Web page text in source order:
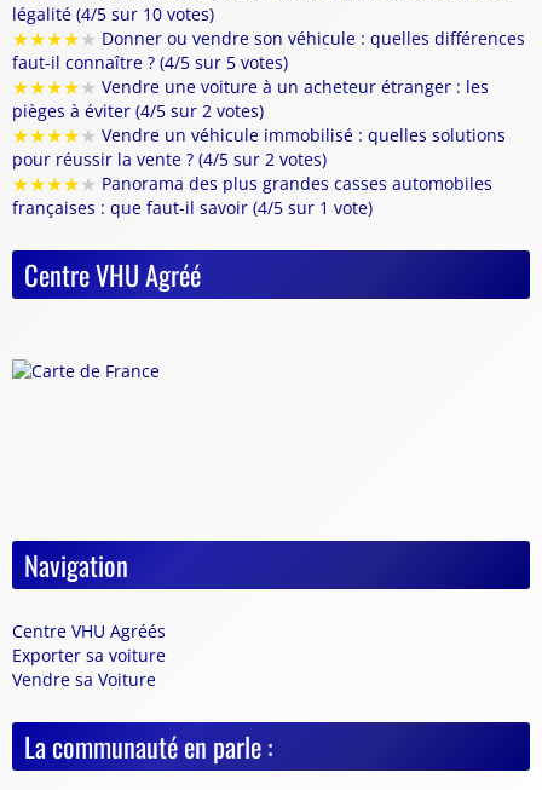
légalité (4/5 sur 10 votes)
★★★★★ Donner ou vendre son véhicule : quelles différences
faut-il connaître ? (4/5 sur 5 votes)
★★★★★ Vendre une voiture à un acheteur étranger : les
pièges à éviter (4/5 sur 2 votes)
★★★★★ Vendre un véhicule immobilisé : quelles solutions
pour réussir la vente ? (4/5 sur 2 votes)
★★★★★ Panorama des plus grandes casses automobiles
françaises : que faut-il savoir (4/5 sur 1 vote)
Centre VHU Agréé
Navigation
Centre VHU Agréés
Exporter sa voiture
Vendre sa Voiture
La communauté en parle :